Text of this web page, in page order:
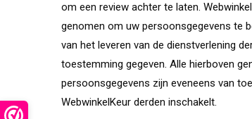
om een review achter te laten.
genomen om uw persoonsgegevens te
van het leveren van de dienstverlening
toestemming gegeven. Alle hierboven
persoonsgegevens zijn eveneens van
WebwinkelKeur derden inschakelt.